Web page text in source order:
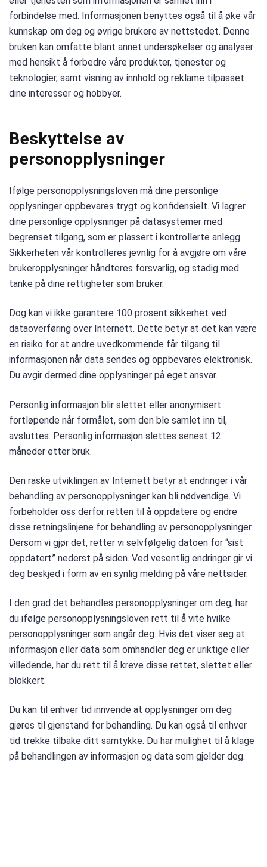
forbindelse med. Informasjonen benyttes også til å øke vår
kunnskap om deg og øvrige brukere av nettstedet. Denne
bruken kan omfatte blant annet undersøkelser og analyser
med hensikt å forbedre våre produkter, tjenester og
teknologier, samt visning av innhold og reklame tilpasset
dine interesser og hobbyer.
Beskyttelse av
personopplysninger
Ifølge personopplysningsloven må dine personlige
opplysninger oppbevares trygt og konfidensielt. Vi lagrer
dine personlige opplysninger på datasystemer med
begrenset tilgang, som er plassert i kontrollerte anlegg.
Sikkerheten vår kontrolleres jevnlig for å avgjøre om våre
brukeropplysninger håndteres forsvarlig, og stadig med
tanke på dine rettigheter som bruker.
Dog kan vi ikke garantere 100 prosent sikkerhet ved
dataoverføring over Internett. Dette betyr at det kan være
en risiko for at andre uvedkommende får tilgang til
informasjonen når data sendes og oppbevares elektronisk.
Du avgir dermed dine opplysninger på eget ansvar.
Personlig informasjon blir slettet eller anonymisert
fortløpende når formålet, som den ble samlet inn til,
avsluttes. Personlig informasjon slettes senest 12
måneder etter bruk.
Den raske utviklingen av Internett betyr at endringer i vår
behandling av personopplysninger kan bli nødvendige. Vi
forbeholder oss derfor retten til å oppdatere og endre
disse retningslinjene for behandling av personopplysninger.
Dersom vi gjør det, retter vi selvfølgelig datoen for “sist
oppdatert” nederst på siden. Ved vesentlig endringer gir vi
deg beskjed i form av en synlig melding på våre nettsider.
I den grad det behandles personopplysninger om deg, har
du ifølge personopplysningsloven rett til å vite hvilke
personopplysninger som angår deg. Hvis det viser seg at
informasjon eller data som omhandler deg er uriktige eller
villedende, har du rett til å kreve disse rettet, slettet eller
blokkert.
Du kan til enhver tid innvende at opplysninger om deg
gjøres til gjenstand for behandling. Du kan også til enhver
tid trekke tilbake ditt samtykke. Du har mulighet til å klage
på behandlingen av informasjon og data som gjelder deg.